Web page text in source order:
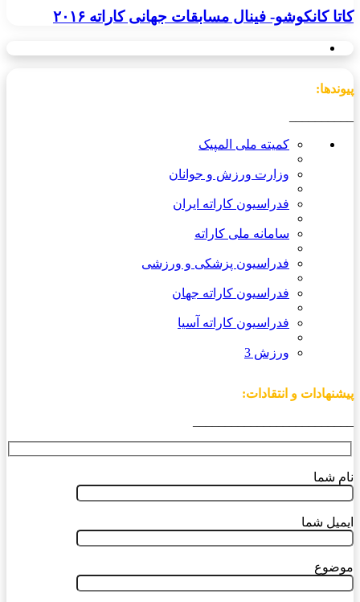
کاتا کانکوشو- فینال مسابقات جهانی کاراته ۲۰۱۶
پیوندها:
کمیته ملی المپیک
وزارت ورزش و جوانان
فدراسیون کاراته ایران
سامانه ملی کاراته
فدراسیون پزشکی و ورزشی
فدراسیون کاراته جهان
فدراسیون کاراته آسیا
ورزش 3
پیشنهادات و انتقادات:
نام شما
ایمیل شما
موضوع